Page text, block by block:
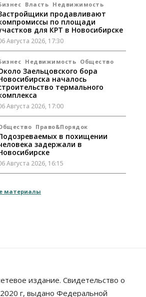
Власть Недвижимость
продавливают
по площади
для КРТ в Новосибирске
Августа 2026, 17:30
Недвижимость Общество
Заельцовского бора
началось
термального
Августа 2026, 17:00
Право&Порядок
в похищении
задержали в
Августа 2026, 16:15
старше 80 лет в
Власть
материалы
издание. Свидетельство о
г, выдано Федеральной